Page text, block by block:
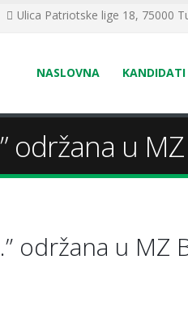
Ulica Patriotske lige 18, 75000
NASLOVNA
održana u
održana u MZ